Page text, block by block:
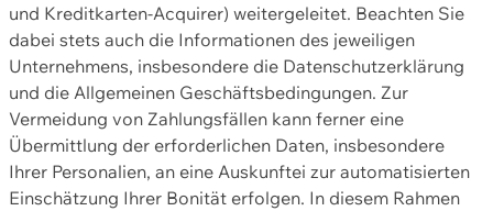
und Kreditkarten-Acquirer) weitergeleitet. Beachten Sie
dabei stets auch die Informationen des jeweiligen
Unternehmens, insbesondere die Datenschutzerklärung
und die Allgemeinen Geschäftsbedingungen. Zur
Vermeidung von Zahlungsfällen kann ferner eine
Übermittlung der erforderlichen Daten, insbesondere
Ihrer Personalien, an eine Auskunftei zur automatisierten
Einschätzung Ihrer Bonität erfolgen. In diesem Rahmen